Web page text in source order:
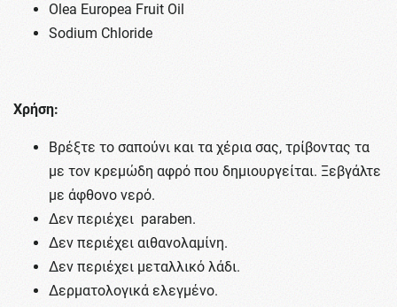
Olea Europea Fruit Oil
Sodium Chloride
Χρήση:
Βρέξτε το σαπούνι και τα χέρια σας, τρίβοντας τα
με τον κρεμώδη αφρό που δημιουργείται. Ξεβγάλτε
με άφθονο νερό.
Δεν περιέχει paraben.
Δεν περιέχει αιθανολαμίνη.
Δεν περιέχει μεταλλικό λάδι.
Δερματολογικά ελεγμένο.